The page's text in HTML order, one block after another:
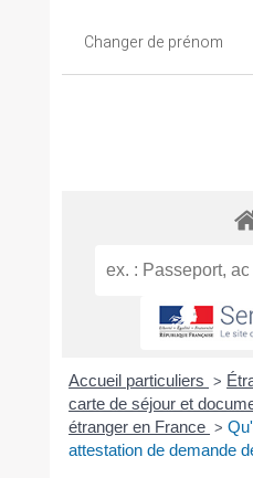
Changer de prénom
Accueil particuliers >
carte de séjour et
étranger en France >
attestation de demande